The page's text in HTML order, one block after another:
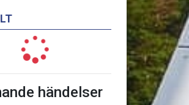
händelser